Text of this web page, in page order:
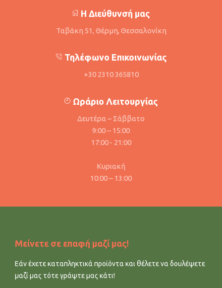
Η Διεύθυνσή μας
Ταβάκη 51, Θέρμη, Θεσσαλονίκη
Τηλέφωνο Επικοινωνίας
+30 2310 365810
Ωράριο Λειτουργίας
Δευτέρα – Σάββατο
9:00 – 15:00
17:00 - 21:00
Κυριακή
10:00 – 13:00
Μείνετε σε επαφή μαζί μας!
Εάν έχετε καταπληκτικά προϊόντα και θέλετε να δουλέψετε
μαζί μας τότε γράψτε μας κάτι!